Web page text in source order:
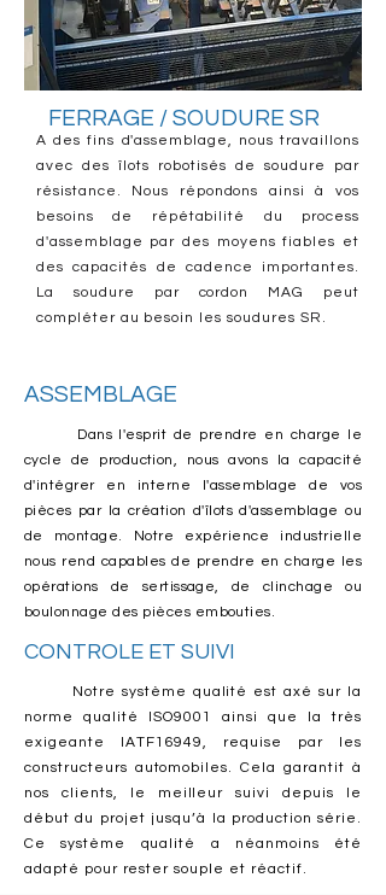
FERRAGE / SOUDURE SR
A des fins d'assemblage, nous travaillons
avec des îlots robotisés de soudure par
résistance. Nous répondons ainsi à vos
besoins de répétabilité du process
d'assemblage par des moyens fiables et
des capacités de cadence importantes.
La soudure par cordon MAG peut
compléter au besoin les soudures SR.
ASSEMBLAGE
Dans l'esprit de prendre en charge le
cycle de production, nous avons la capacité
d'intégrer en interne l'assemblage de vos
pièces par la création d'îlots d'assemblage ou
de montage. Notre expérience industrielle
nous rend capables de prendre en charge les
opérations de sertissage, de clinchage ou
boulonnage des pièces embouties.
CONTROLE ET SUIVI
Notre système qualité est axé sur la
norme qualité ISO9001 ainsi que la très
exigeante IATF16949, requise par les
constructeurs automobiles. Cela garantit à
nos clients, le meilleur suivi depuis le
début du projet jusqu’à la production série.
Ce système qualité a néanmoins été
adapté pour rester souple et réactif.